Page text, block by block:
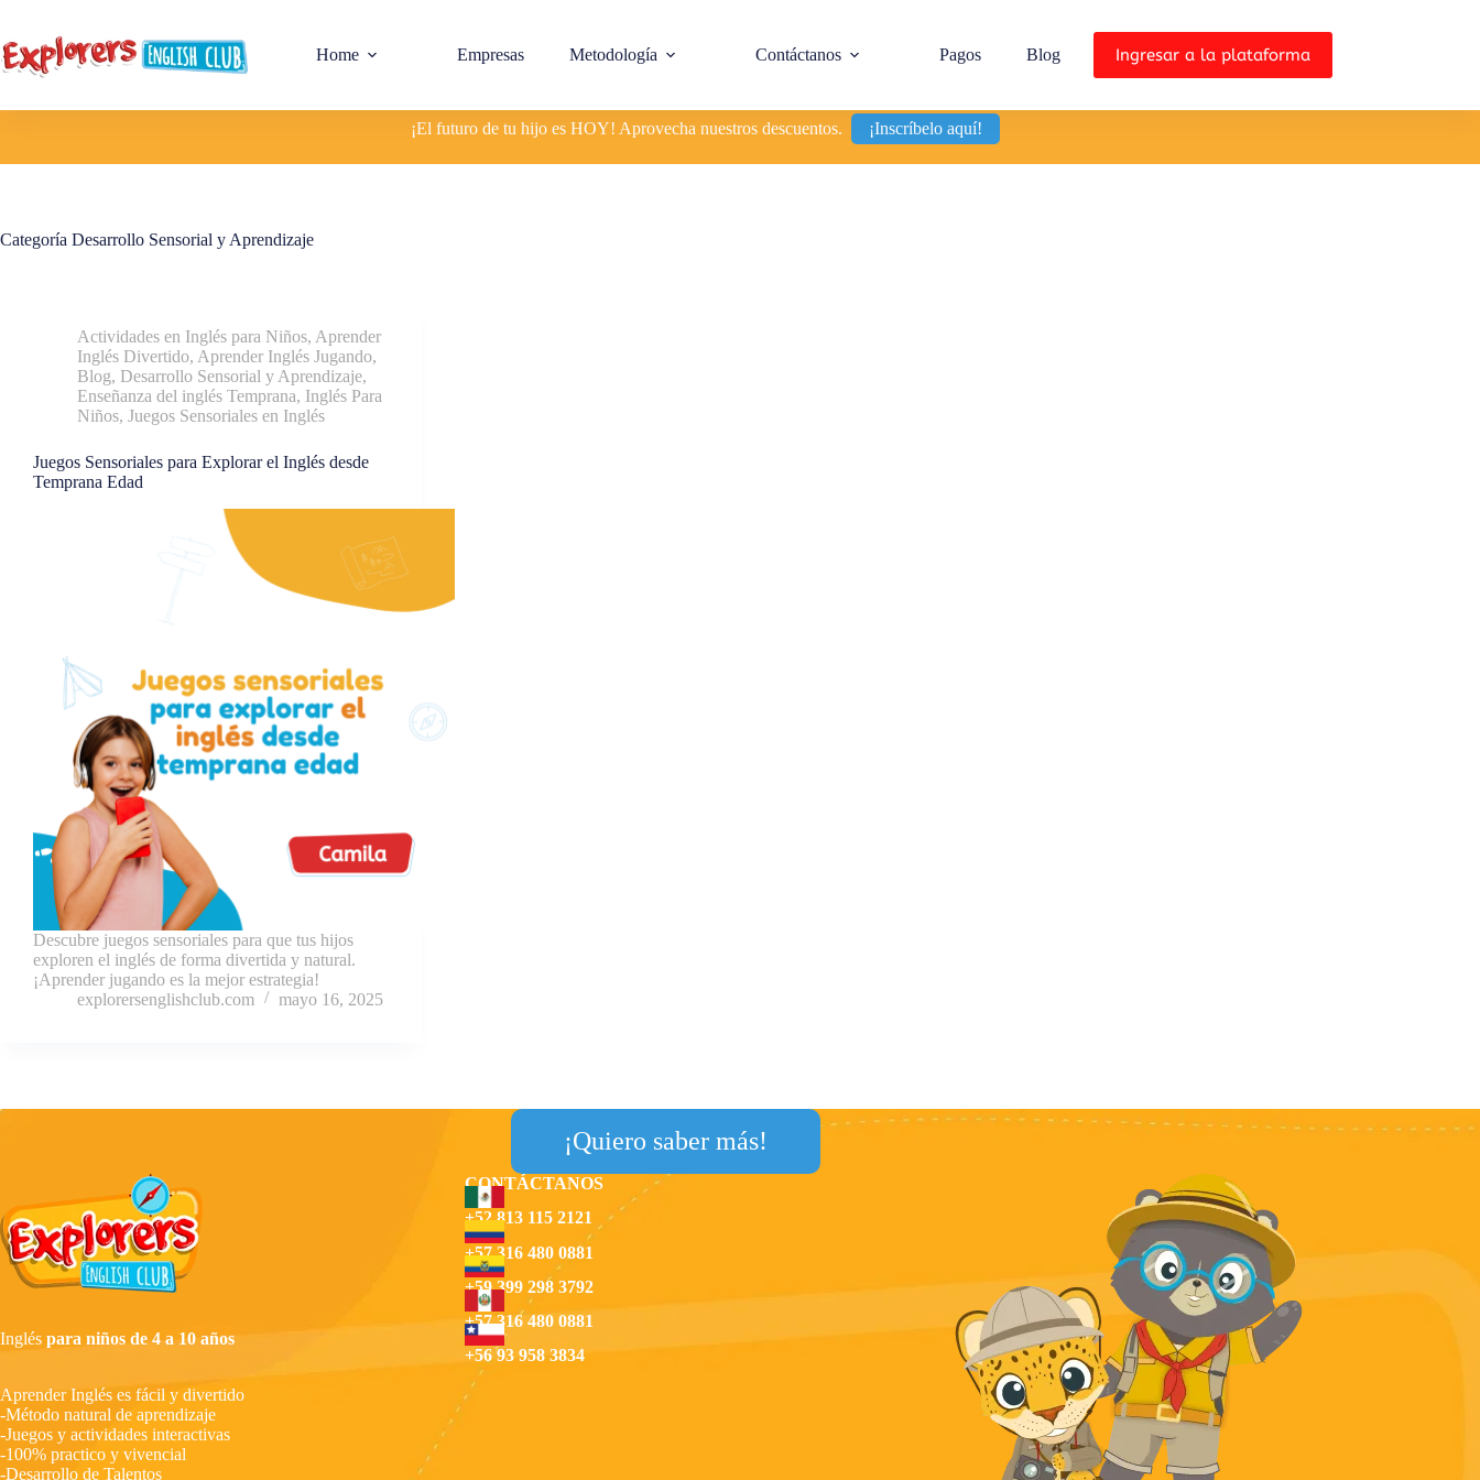
Home Empresas Metodología Contáctanos Pagos Blog Ingresar a la plataforma
¡El futuro de tu hijo es HOY! Aprovecha nuestros descuentos. ¡Inscríbelo aquí!
Categoría Desarrollo Sensorial y Aprendizaje
Actividades en Inglés para Niños, Aprender
Inglés Divertido, Aprender Inglés Jugando,
Blog, Desarrollo Sensorial y Aprendizaje,
Enseñanza del inglés Temprana, Inglés Para
Niños, Juegos Sensoriales en Inglés
Juegos Sensoriales para Explorar el Inglés desde
Temprana Edad
Descubre juegos sensoriales para que tus hijos
exploren el inglés de forma divertida y natural.
¡Aprender jugando es la mejor estrategia!
explorersenglishclub.com
mayo 16, 2025
¡Quiero saber más!
Inglés para niños de 4 a 10 años
Aprender Inglés es fácil y divertido
-Método natural de aprendizaje
-Juegos y actividades interactivas
-100% practico y vivencial
-Desarrollo de Talentos
CONTÁCTANOS
+52 813 115 2121
+57 316 480 0881
+59 399 298 3792
+57 316 480 0881
+56 93 958 3834